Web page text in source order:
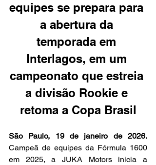
equipes se prepara para
a abertura da
temporada em
Interlagos, em um
campeonato que estreia
a divisão Rookie e
retoma a Copa Brasil
Campeã de equipes da Fórmula 1600
em 2025, a JUKA Motors inicia a